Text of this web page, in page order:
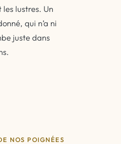
les lustres. Un
qui n’a ni
juste dans
NOS POIGNÉES